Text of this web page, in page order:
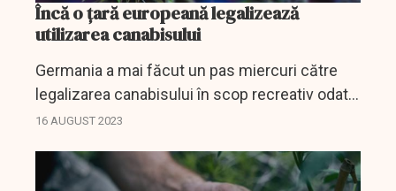
Încă o țară europeană legalizează
utilizarea canabisului
Germania a mai făcut un pas miercuri către
legalizarea canabisului în scop recreativ odată
cu adoptarea de către guvern a unui proiect de
prevenire...
16 AUGUST 2023